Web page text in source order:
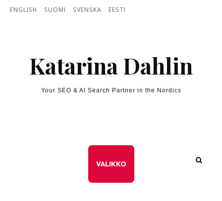
Skip to content
ENGLISH SUOMI SVENSKA EESTI
Katarina Dahlin
Your SEO & AI Search Partner in the Nordics
VALIKKO